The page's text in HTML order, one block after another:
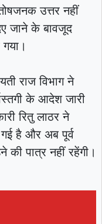
उत्तर नहीं
जाने के बावजूद
राज विभाग ने
के आदेश जारी
रितु लाठर ने
गई है और अब पूर्व
पात्र नहीं रहेंगी।